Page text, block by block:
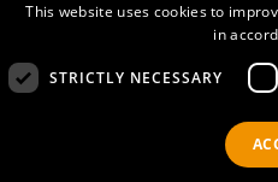
Job Seekers
Privacy policy
This website uses cookies to
in
STRICTLY NECESSARY